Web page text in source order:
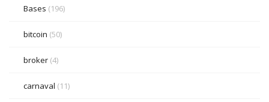
Bases (196)
bitcoin (50)
broker (4)
carnaval (11)